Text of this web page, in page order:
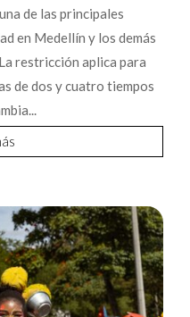
de las principales
en Medellín y los demás
restricción aplica para
de dos y cuatro tiempos